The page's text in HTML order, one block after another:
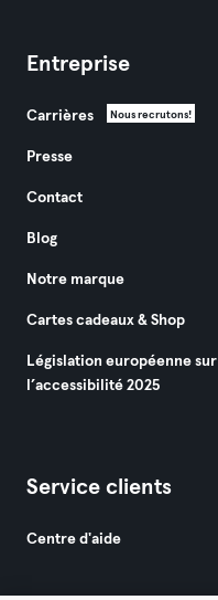
Entreprise
Carrières Nous recrutons!
Presse
Contact
Blog
Notre marque
Cartes cadeaux & Shop
Législation européenne sur
l’accessibilité 2025
Service clients
Centre d'aide